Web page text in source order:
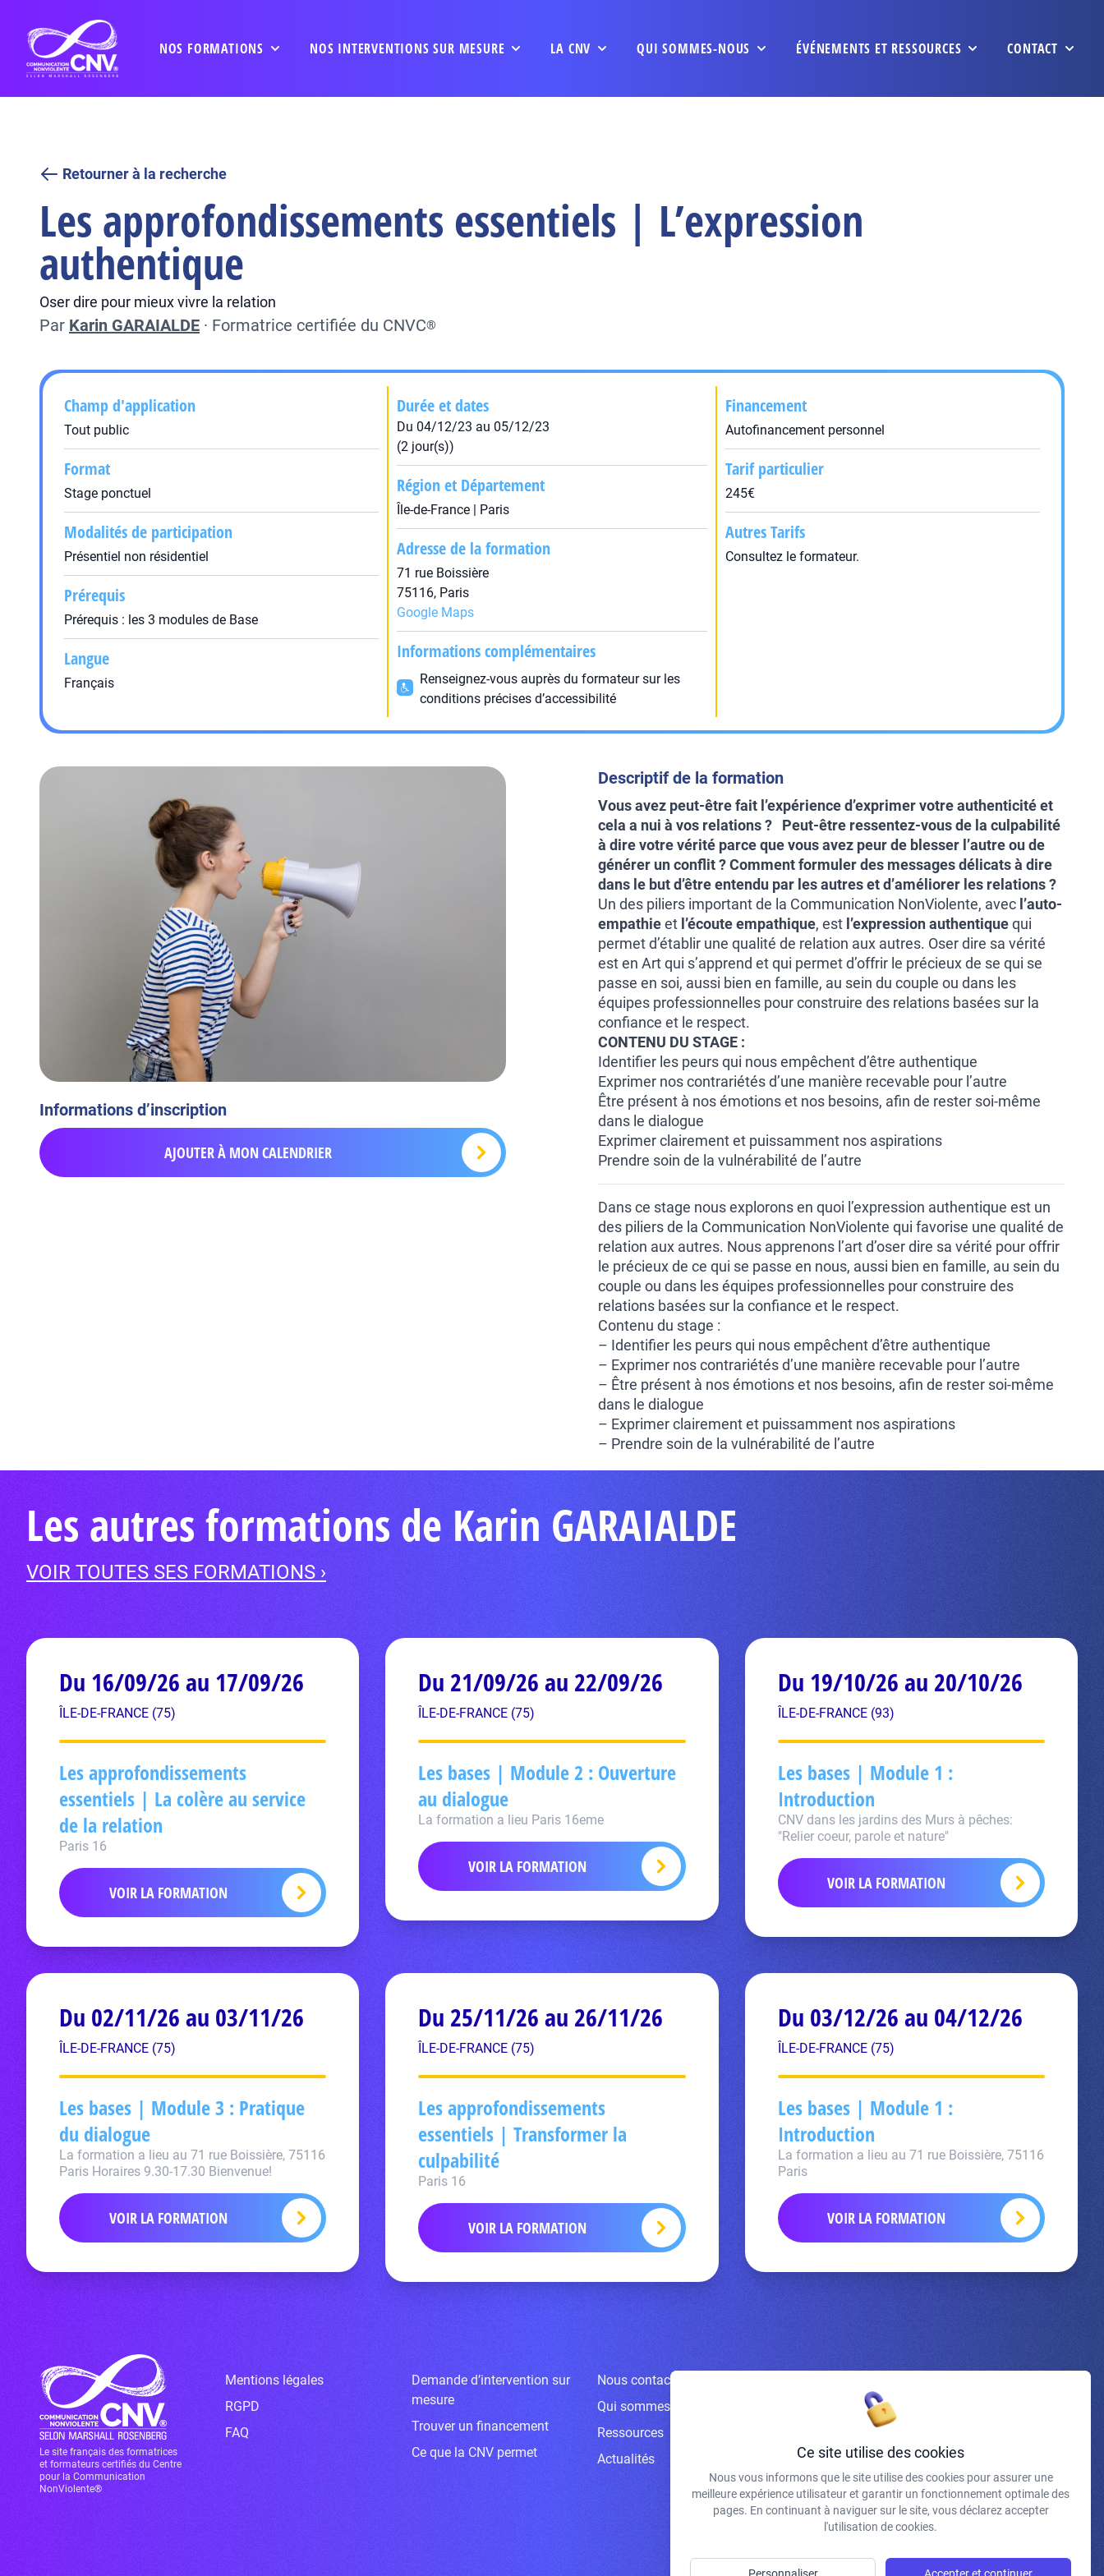
NOS FORMATIONS NOS INTERVENTIONS SUR MESURE LA CNV QUI SOMMES-NOUS ÉVÉNEMENTS ET RESSOURCES CONTACT
Retourner à la recherche
Les approfondissements essentiels | L’expression
authentique
Oser dire pour mieux vivre la relation
Par Karin GARAIALDE · Formatrice certifiée du CNVC®
Champ d'application
Tout public
Format
Stage ponctuel
Modalités de participation
Présentiel non résidentiel
Prérequis
Prérequis : les 3 modules de Base
Langue
Français
Durée et dates
Du 04/12/23 au 05/12/23
(2 jour(s))
Région et Département
Île-de-France | Paris
Adresse de la formation
71 rue Boissière
75116, Paris
Google Maps
Informations complémentaires
Renseignez-vous auprès du formateur sur les
conditions précises d’accessibilité
Financement
Autofinancement personnel
Tarif particulier
245€
Autres Tarifs
Consultez le formateur.
Informations d’inscription
AJOUTER À MON CALENDRIER
Descriptif de la formation
Vous avez peut-être fait l’expérience d’exprimer votre authenticité et
cela a nui à vos relations ? Peut-être ressentez-vous de la culpabilité
à dire votre vérité parce que vous avez peur de blesser l’autre ou de
générer un conflit ? Comment formuler des messages délicats à dire
dans le but d’être entendu par les autres et d’améliorer les relations ?
Un des piliers important de la Communication NonViolente, avec l’auto-
empathieet l’écoute empathique, est l’expression authentiquequi
permet d’établir une qualité de relation aux autres. Oser dire sa vérité
est en Art qui s’apprend et qui permet d’offrir le précieux de se qui se
passe en soi, aussi bien en famille, au sein du couple ou dans les
équipes professionnelles pour construire des relations basées sur la
confiance et le respect.
CONTENU DU STAGE :
Identifier les peurs qui nous empêchent d’être authentique
Exprimer nos contrariétés d’une manière recevable pour l’autre
Être présent à nos émotions et nos besoins, afin de rester soi-même
dans le dialogue
Exprimer clairement et puissamment nos aspirations
Prendre soin de la vulnérabilité de l’autre
Dans ce stage nous explorons en quoi l’expression authentique est un
des piliers de la Communication NonViolente qui favorise une qualité de
relation aux autres. Nous apprenons l’art d’oser dire sa vérité pour offrir
le précieux de ce qui se passe en nous, aussi bien en famille, au sein du
couple ou dans les équipes professionnelles pour construire des
relations basées sur la confiance et le respect.
Contenu du stage :
– Identifier les peurs qui nous empêchent d’être authentique
– Exprimer nos contrariétés d’une manière recevable pour l’autre
– Être présent à nos émotions et nos besoins, afin de rester soi-même
dans le dialogue
– Exprimer clairement et puissamment nos aspirations
– Prendre soin de la vulnérabilité de l’autre
Les autres formations de Karin GARAIALDE
VOIR TOUTES SES FORMATIONS ›
Du 16/09/26 au 17/09/26
ÎLE-DE-FRANCE (75)
Les approfondissements
essentiels | La colère au service
de la relation
Paris 16
VOIR LA FORMATION
Du 21/09/26 au 22/09/26
ÎLE-DE-FRANCE (75)
Les bases | Module 2 : Ouverture
au dialogue
La formation a lieu Paris 16eme
VOIR LA FORMATION
Du 19/10/26 au 20/10/26
ÎLE-DE-FRANCE (93)
Les bases | Module 1 :
Introduction
CNV dans les jardins des Murs à pêches:
"Relier coeur, parole et nature"
VOIR LA FORMATION
Du 02/11/26 au 03/11/26
ÎLE-DE-FRANCE (75)
Les bases | Module 3 : Pratique
du dialogue
La formation a lieu au 71 rue Boissière, 75116
Paris Horaires 9.30-17.30 Bienvenue!
VOIR LA FORMATION
Du 25/11/26 au 26/11/26
ÎLE-DE-FRANCE (75)
Les approfondissements
essentiels | Transformer la
culpabilité
Paris 16
VOIR LA FORMATION
Du 03/12/26 au 04/12/26
ÎLE-DE-FRANCE (75)
Les bases | Module 1 :
Introduction
La formation a lieu au 71 rue Boissière, 75116
Paris
VOIR LA FORMATION
Le site français des formatrices
et formateurs certifiés du Centre
pour la Communication
NonViolente®
Mentions légales
RGPD
FAQ
Demande d’intervention sur
mesure
Trouver un financement
Ce que la CNV permet
Nous contacter
Qui sommes-nous ?
Ressources
Actualités
J'accepte de recevoir vos e-mails et confirme avoir pris
connaissance de votre politique de confidentialité et
mentions légales.
Ce site utilise des cookies
Nous vous informons que le site utilise des cookies pour assurer une
meilleure expérience utilisateur et garantir un fonctionnement optimale des
pages. En continuant à naviguer sur le site, vous déclarez accepter
l'utilisation de cookies.